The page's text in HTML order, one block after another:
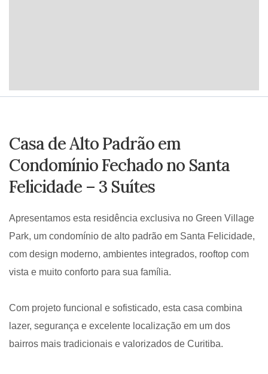
Casa de Alto Padrão em
Condomínio Fechado no Santa
Felicidade – 3 Suítes
Apresentamos esta residência exclusiva no Green Village
Park, um condomínio de alto padrão em Santa Felicidade,
com design moderno, ambientes integrados, rooftop com
vista e muito conforto para sua família.
Com projeto funcional e sofisticado, esta casa combina
lazer, segurança e excelente localização em um dos
bairros mais tradicionais e valorizados de Curitiba.